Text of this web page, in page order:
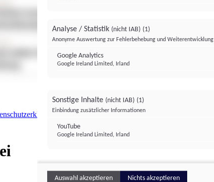
Datenschutzeinstellungen
Analyse / Statistik (nicht IAB) (1)
Anonyme Auswertung zur Fehlerbehebung und Weiterentwicklung
Google Analytics
Google Ireland Limited, Irland
Sonstige Inhalte (nicht IAB) (1)
Einbindung zusätzlicher Informationen
YouTube
Google Ireland Limited, Irland
Auswahl akzeptieren Nichts akzeptieren